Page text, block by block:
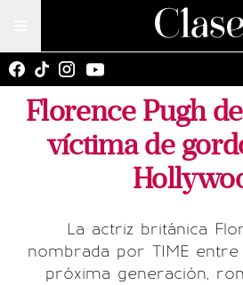
Florence Pugh
víctima de
La actriz británica
nombrada por TIME
próxima generación,